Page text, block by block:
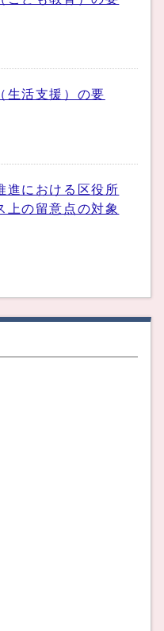
生活支援）の要
進における区役所
上の留意点の対象